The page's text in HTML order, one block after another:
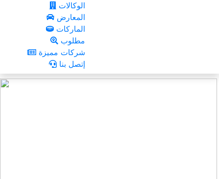
الوكالات
المعارض
الماركات
مطلوب
شركات مميزة
إتصل بنا